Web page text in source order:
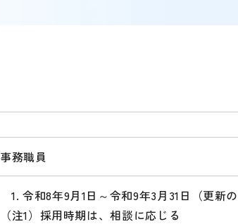
事務職員
令和8年9月1日～令和9年3月31日（更新の
（注1）採用時期は、相談に応じる